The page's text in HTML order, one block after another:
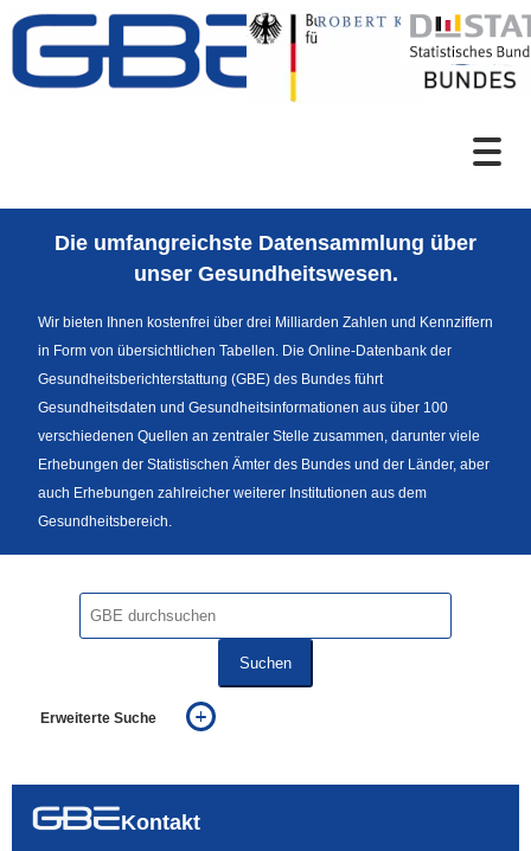
Zum Inhalt
Sprachumschaltung
Die umfangreichste Datensammlung über
unser Gesundheitswesen.
Wir bieten Ihnen kostenfrei über drei Milliarden Zahlen und Kennziffern
in Form von übersichtlichen Tabellen. Die Online-Datenbank der
Gesundheitsberichterstattung (GBE) des Bundes führt
Gesundheitsdaten und Gesundheitsinformationen aus über 100
verschiedenen Quellen an zentraler Stelle zusammen, darunter viele
Erhebungen der Statistischen Ämter des Bundes und der Länder, aber
auch Erhebungen zahlreicher weiterer Institutionen aus dem
Gesundheitsbereich.
Suchen
Erweiterte Suche
auch in allen Texten suchen (Volltextsuche)
Kontakt